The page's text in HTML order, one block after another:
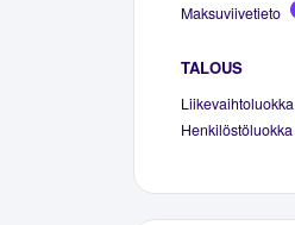
Maksuviivetieto
TALOUS
Liikevaihtoluokka
Henkilöstöluokka